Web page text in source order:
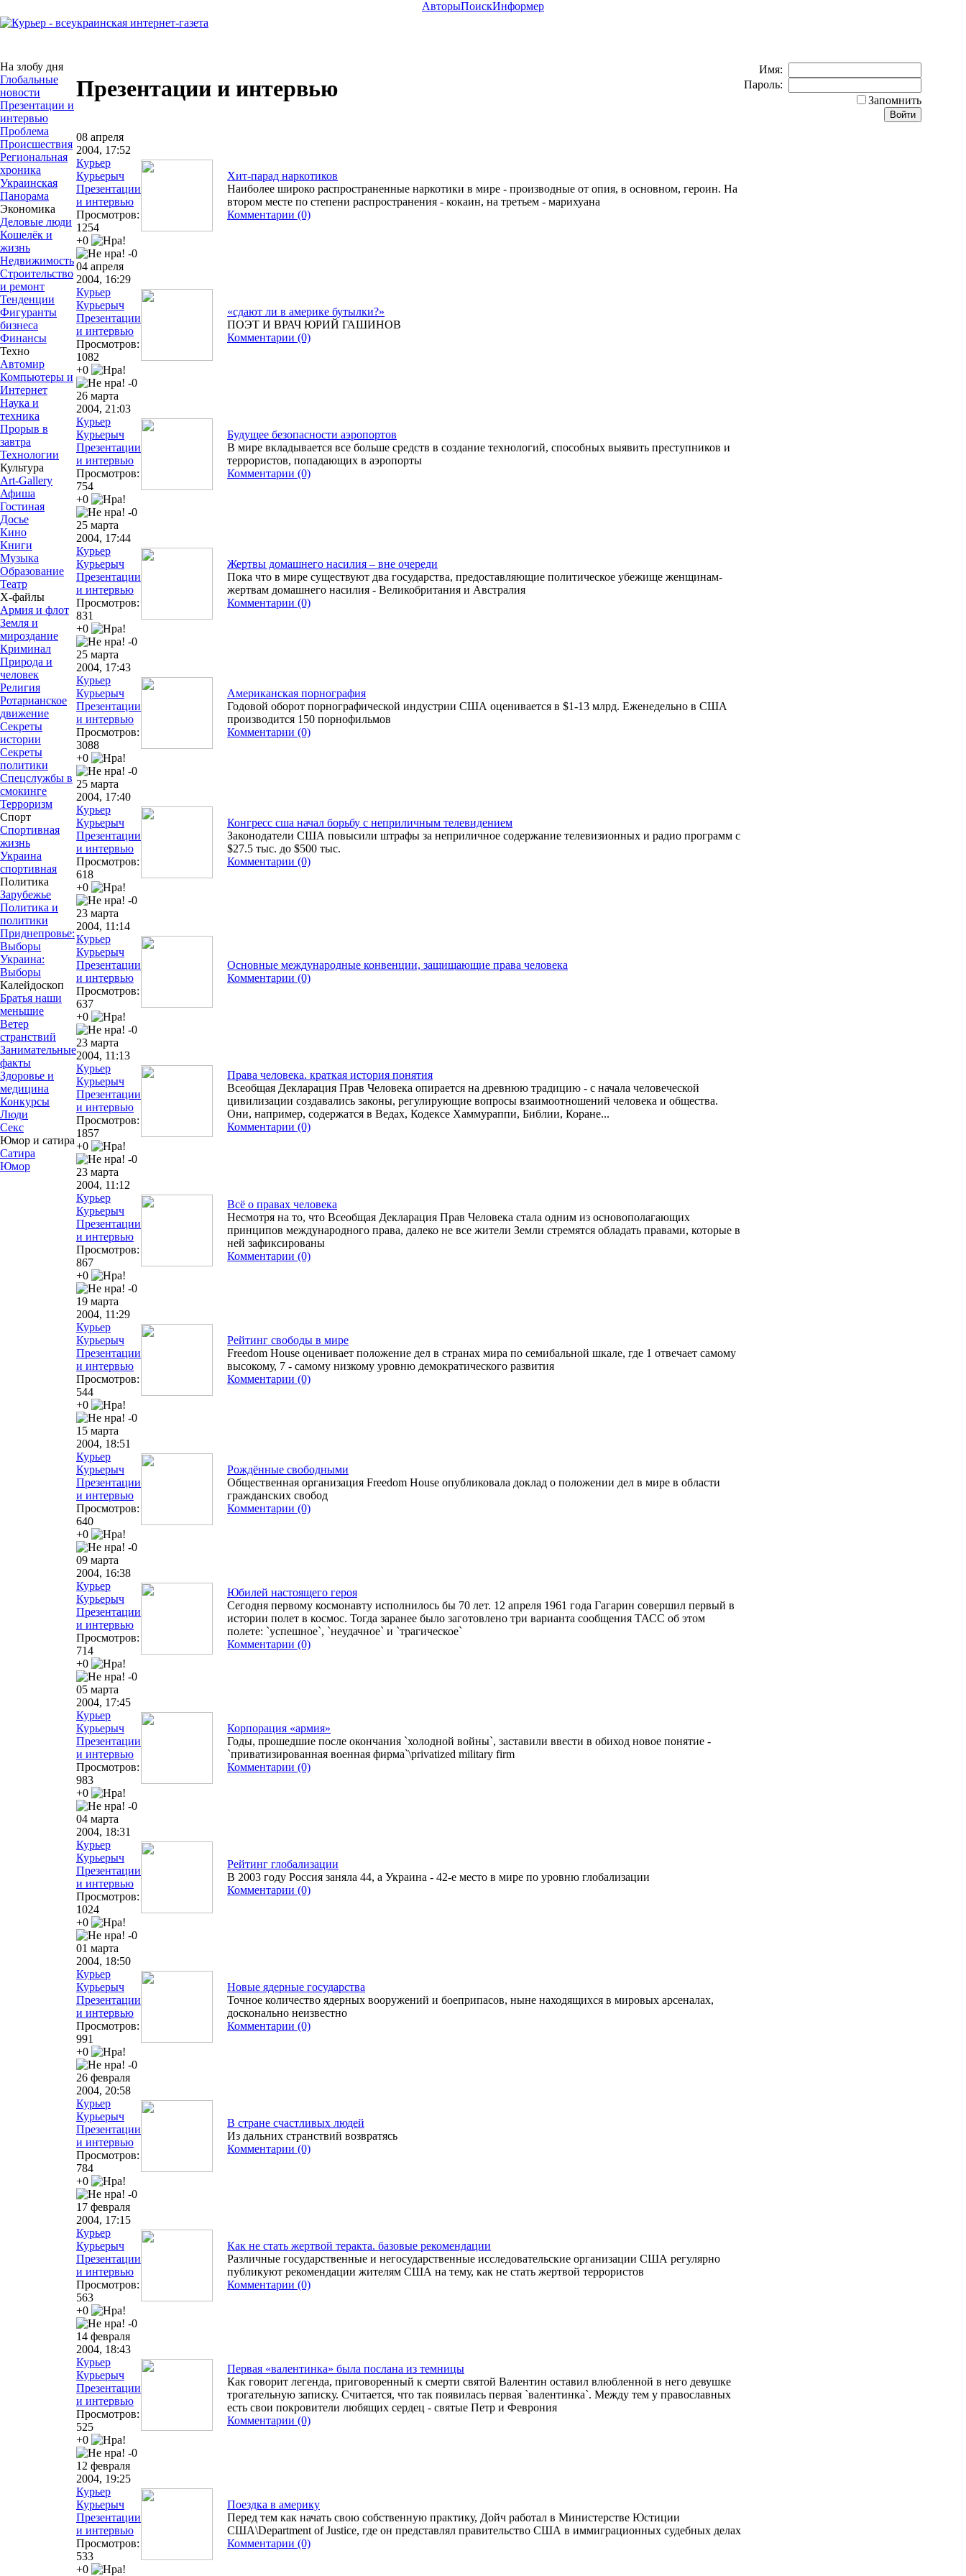
АвторыПоискИнформер
На злобу дня
Глобальные
новости
Презентации и
интервью
Проблема
Происшествия
Региональная
хроника
Украинская
Панорама
Экономика
Деловые люди
Кошелёк и
жизнь
Недвижимость
Строительство
и ремонт
Тенденции
Фигуранты
бизнеса
Финансы
Техно
Автомир
Компьютеры и
Интернет
Наука и
техника
Прорыв в
завтра
Технологии
Культура
Art-Gallery
Афиша
Гостиная
Досье
Кино
Книги
Музыка
Образование
Театр
Х-файлы
Армия и флот
Земля и
мироздание
Криминал
Природа и
человек
Религия
Ротарианское
движение
Секреты
истории
Секреты
политики
Спецслужбы в
смокинге
Терроризм
Спорт
Спортивная
жизнь
Украина
спортивная
Политика
Зарубежье
Политика и
политики
Приднепровье:
Выборы
Украина:
Выборы
Калейдоскоп
Братья наши
меньшие
Ветер
странствий
Занимательные
факты
Здоровье и
медицина
Конкурсы
Люди
Секс
Юмор и сатира
Сатира
Юмор
Презентации и интервью
08 апреля
2004, 17:52
Курьер
Курьерыч
Презентации
и интервью
Просмотров:
1254
+0
-0
Хит-парад наркотиков
Наиболее широко распространенные наркотики в мире - производные от опия, в основном, героин. На
втором месте по степени распространения - кокаин, на третьем - марихуана
Комментарии (0)
04 апреля
2004, 16:29
Курьер
Курьерыч
Презентации
и интервью
Просмотров:
1082
+0
-0
«сдают ли в америке бутылки?»
ПОЭТ И ВРАЧ ЮРИЙ ГАШИНОВ
Комментарии (0)
26 марта
2004, 21:03
Курьер
Курьерыч
Презентации
и интервью
Просмотров:
754
+0
-0
Будущее безопасности аэропортов
В мире вкладывается все больше средств в создание технологий, способных выявить преступников и
террористов, попадающих в аэропорты
Комментарии (0)
25 марта
2004, 17:44
Курьер
Курьерыч
Презентации
и интервью
Просмотров:
831
+0
-0
Жертвы домашнего насилия – вне очереди
Пока что в мире существуют два государства, предоставляющие политическое убежище женщинам-
жертвам домашнего насилия - Великобритания и Австралия
Комментарии (0)
25 марта
2004, 17:43
Курьер
Курьерыч
Презентации
и интервью
Просмотров:
3088
+0
-0
Американская порнография
Годовой оборот порнографической индустрии США оценивается в $1-13 млрд. Еженедельно в США
производится 150 порнофильмов
Комментарии (0)
25 марта
2004, 17:40
Курьер
Курьерыч
Презентации
и интервью
Просмотров:
618
+0
-0
Конгресс сша начал борьбу с неприличным телевидением
Законодатели США повысили штрафы за неприличное содержание телевизионных и радио программ с
$27.5 тыс. до $500 тыс.
Комментарии (0)
23 марта
2004, 11:14
Курьер
Курьерыч
Презентации
и интервью
Просмотров:
637
+0
-0
Основные международные конвенции, защищающие права человека
Комментарии (0)
23 марта
2004, 11:13
Курьер
Курьерыч
Презентации
и интервью
Просмотров:
1857
+0
-0
Права человека. краткая история понятия
Всеобщая Декларация Прав Человека опирается на древнюю традицию - с начала человеческой
цивилизации создавались законы, регулирующие вопросы взаимоотношений человека и общества.
Они, например, содержатся в Ведах, Кодексе Хаммураппи, Библии, Коране...
Комментарии (0)
23 марта
2004, 11:12
Курьер
Курьерыч
Презентации
и интервью
Просмотров:
867
+0
-0
Всё о правах человека
Несмотря на то, что Всеобщая Декларация Прав Человека стала одним из основополагающих
принципов международного права, далеко не все жители Земли стремятся обладать правами, которые в
ней зафиксированы
Комментарии (0)
19 марта
2004, 11:29
Курьер
Курьерыч
Презентации
и интервью
Просмотров:
544
+0
-0
Рейтинг свободы в мире
Freedom House оценивает положение дел в странах мира по семибальной шкале, где 1 отвечает самому
высокому, 7 - самому низкому уровню демократического развития
Комментарии (0)
15 марта
2004, 18:51
Курьер
Курьерыч
Презентации
и интервью
Просмотров:
640
+0
-0
Рождённые свободными
Общественная организация Freedom House опубликовала доклад о положении дел в мире в области
гражданских свобод
Комментарии (0)
09 марта
2004, 16:38
Курьер
Курьерыч
Презентации
и интервью
Просмотров:
714
+0
-0
Юбилей настоящего героя
Сегодня первому космонавту исполнилось бы 70 лет. 12 апреля 1961 года Гагарин совершил первый в
истории полет в космос. Тогда заранее было заготовлено три варианта сообщения ТАСС об этом
полете: `успешное`, `неудачное` и `трагическое`
Комментарии (0)
05 марта
2004, 17:45
Курьер
Курьерыч
Презентации
и интервью
Просмотров:
983
+0
-0
Корпорация «армия»
Годы, прошедшие после окончания `холодной войны`, заставили ввести в обиход новое понятие -
`приватизированная военная фирма`\privatized military firm
Комментарии (0)
04 марта
2004, 18:31
Курьер
Курьерыч
Презентации
и интервью
Просмотров:
1024
+0
-0
Рейтинг глобализации
В 2003 году Россия заняла 44, а Украина - 42-е место в мире по уровню глобализации
Комментарии (0)
01 марта
2004, 18:50
Курьер
Курьерыч
Презентации
и интервью
Просмотров:
991
+0
-0
Новые ядерные государства
Точное количество ядерных вооружений и боеприпасов, ныне находящихся в мировых арсеналах,
досконально неизвестно
Комментарии (0)
26 февраля
2004, 20:58
Курьер
Курьерыч
Презентации
и интервью
Просмотров:
784
+0
-0
В стране счастливых людей
Из дальних странствий возвратясь
Комментарии (0)
17 февраля
2004, 17:15
Курьер
Курьерыч
Презентации
и интервью
Просмотров:
563
+0
-0
Как не стать жертвой теракта. базовые рекомендации
Различные государственные и негосударственные исследовательские организации США регулярно
публикуют рекомендации жителям США на тему, как не стать жертвой террористов
Комментарии (0)
14 февраля
2004, 18:43
Курьер
Курьерыч
Презентации
и интервью
Просмотров:
525
+0
-0
Первая «валентинка» была послана из темницы
Как говорит легенда, приговоренный к смерти святой Валентин оставил влюбленной в него девушке
трогательную записку. Считается, что так появилась первая `валентинка`. Между тем у православных
есть свои покровители любящих сердец - святые Петр и Феврония
Комментарии (0)
12 февраля
2004, 19:25
Курьер
Курьерыч
Презентации
и интервью
Просмотров:
533
+0
Поездка в америку
Перед тем как начать свою собственную практику, Дойч работал в Министерстве Юстиции
США\Department of Justice, где он представлял правительство США в иммиграционных судебных делах
Комментарии (0)
Имя:
Пароль:
Запомнить